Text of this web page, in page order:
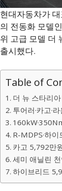
현대자동차가
의 전동화 모델
위 고급 모델 더
출시했다.
Table of
더 뉴 스타리
투어러·카고·
R-MDPS·하이
카고 5,792만
세미 애닐린
하이브리드